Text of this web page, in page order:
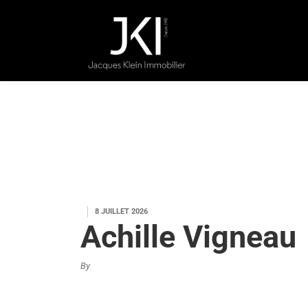
8 JUILLET 2026
Achille Vigneau
By